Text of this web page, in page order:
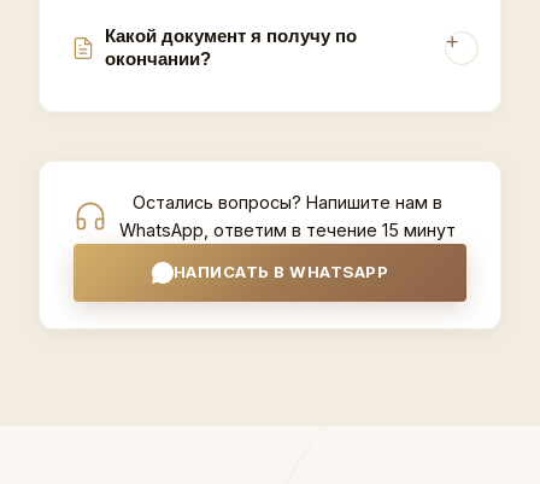
Какой документ я получу по
окончании?
Остались вопросы? Напишите нам в
WhatsApp, ответим в течение 15 минут
НАПИСАТЬ В WHATSAPP